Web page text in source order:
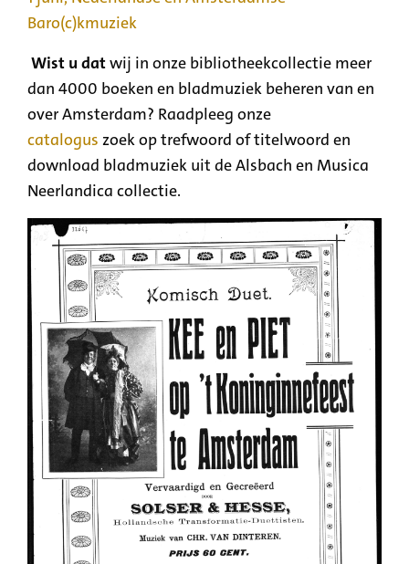
Baro(c)kmuziek
Wist u datwij in onze bibliotheekcollectie meer
dan 4000 boeken en bladmuziek beheren van en
over Amsterdam? Raadpleeg onze
catalogus zoek op trefwoord of titelwoord en
download bladmuziek uit de Alsbach en Musica
Neerlandica collectie.